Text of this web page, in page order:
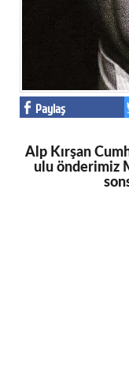
Paylaş
Alp Kırşan
ulu önderimiz